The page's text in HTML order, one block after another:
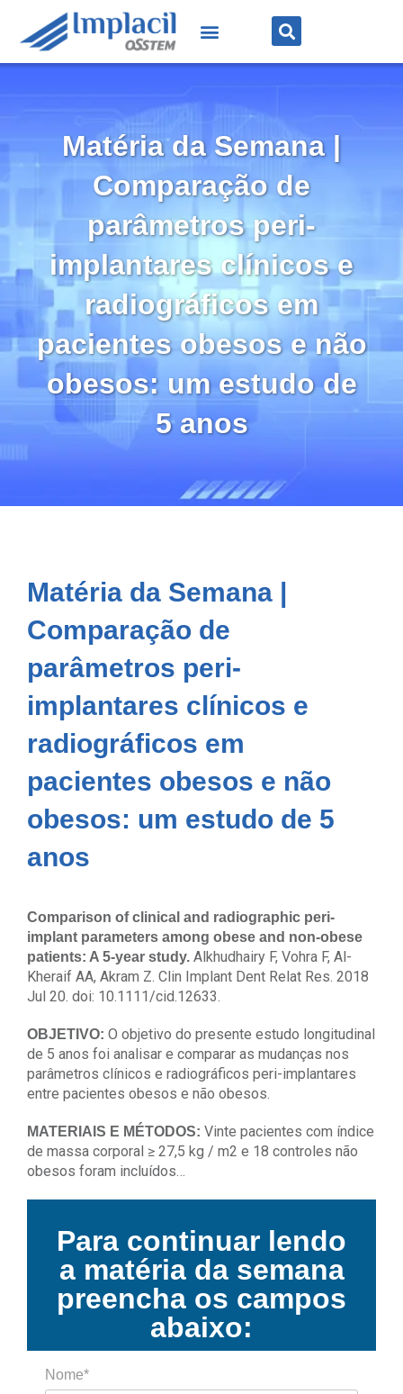
Matéria da Semana |
Comparação de
parâmetros peri-
implantares clínicos e
radiográficos em
pacientes obesos e não
obesos: um estudo de
5 anos
Matéria da Semana |
Comparação de
parâmetros peri-
implantares clínicos e
radiográficos em
pacientes obesos e não
obesos: um estudo de 5
anos
Comparison of clinical and radiographic peri-
implant parameters among obese and non-obese
patients: A 5-year study. Alkhudhairy F, Vohra F, Al-
Kheraif AA, Akram Z. Clin Implant Dent Relat Res. 2018
Jul 20. doi: 10.1111/cid.12633.
OBJETIVO: O objetivo do presente estudo longitudinal
de 5 anos foi analisar e comparar as mudanças nos
parâmetros clínicos e radiográficos peri-implantares
entre pacientes obesos e não obesos.
MATERIAIS E MÉTODOS: Vinte pacientes com índice
de massa corporal ≥ 27,5 kg / m2 e 18 controles não
obesos foram incluídos…
Para continuar lendo
a matéria da semana
preencha os campos
abaixo:
Nome*